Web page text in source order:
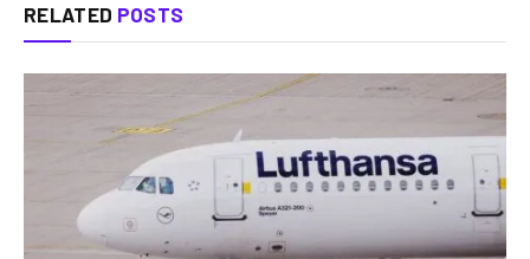
RELATED POSTS